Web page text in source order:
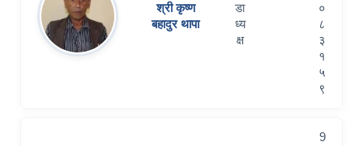
श्री कृष्ण
बहादुर थापा
डा
ध्य
क्ष
०
८
३
१
५
९
9